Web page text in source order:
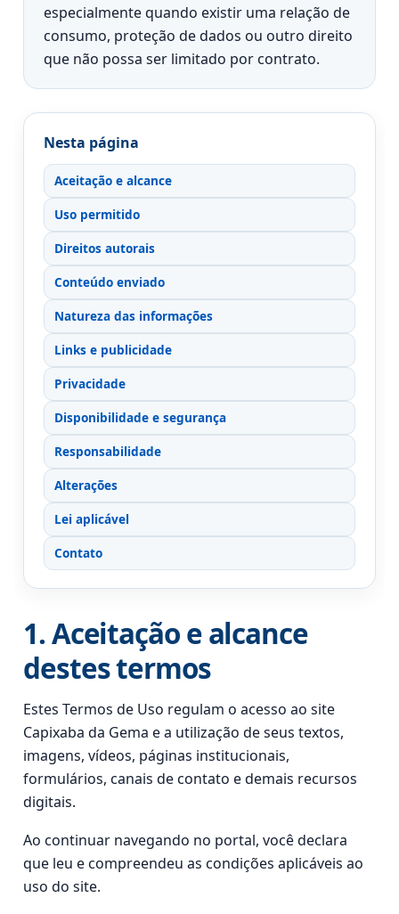
especialmente quando existir uma relação de
consumo, proteção de dados ou outro direito
que não possa ser limitado por contrato.
Nesta página
Aceitação e alcance
Uso permitido
Direitos autorais
Conteúdo enviado
Natureza das informações
Links e publicidade
Privacidade
Disponibilidade e segurança
Responsabilidade
Alterações
Lei aplicável
Contato
1. Aceitação e alcance
destes termos
Estes Termos de Uso regulam o acesso ao site
Capixaba da Gema e a utilização de seus textos,
imagens, vídeos, páginas institucionais,
formulários, canais de contato e demais recursos
digitais.
Ao continuar navegando no portal, você declara
que leu e compreendeu as condições aplicáveis ao
uso do site.